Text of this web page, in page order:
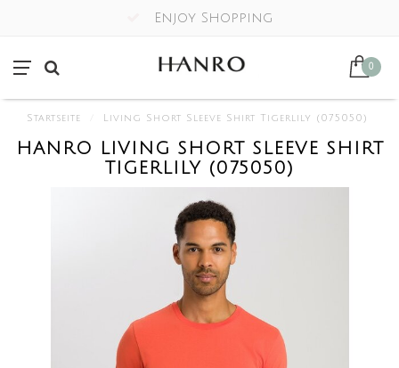
Enjoy Shopping
0
Startseite Living Short Sleeve Shirt Tigerlily (075050)
HANRO LIVING SHORT SLEEVE SHIRT
TIGERLILY (075050)